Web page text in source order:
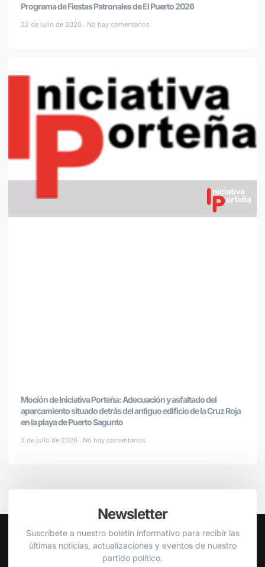
Programa de Fiestas Patronales de El Puerto 2026
22 de julio de 2026 No hay comentarios
Moción de Iniciativa Porteña: Adecuación y asfaltado del
aparcamiento situado detrás del antiguo edificio de la Cruz Roja
en la playa de Puerto Sagunto
3 de julio de 2026 No hay comentarios
Newsletter
Suscríbete a nuestro boletín informativo para recibir las
últimas noticias, actualizaciones y eventos de nuestro
partido político.